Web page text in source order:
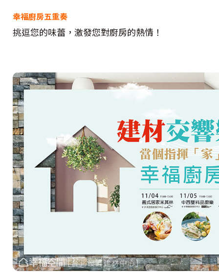
幸福廚房五重奏
挑逗您的味蕾，激發您對廚房的熱情！